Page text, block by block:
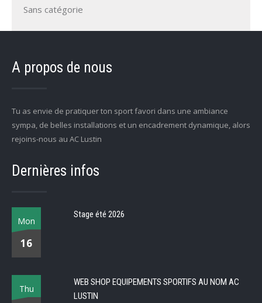
Sans catégorie
A propos de nous
Tu as envie de pratiquer ton sport favori dans une ambiance
sympa, de belles installations et un encadrement dynamique, alors
rejoins-nous au AC Lustin
Dernières infos
Mon
16
Stage été 2026
Thu
WEB SHOP EQUIPEMENTS SPORTIFS AU NOM AC
LUSTIN